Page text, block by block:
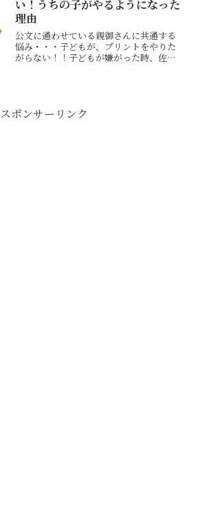
い！うちの子がやるようになった
理由
公文に通わせている親御さんに共通する
悩み・・・子どもが、プリントをやりた
がらない！！子どもが嫌がった時、佐藤
スポンサーリンク